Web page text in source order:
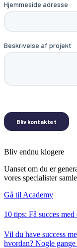
Bliv endnu klogere
Uanset om du er
vores specialister
Gå til Academy
10 tips: Få succes
Vil du have success
hvordan? Nogle